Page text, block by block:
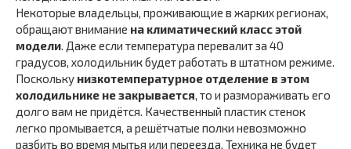
Некоторые владельцы, проживающие в жарких регионах,
обращают внимание на климатический класс этой
модели. Даже если температура перевалит за 40
градусов, холодильник будет работать в штатном режиме.
Поскольку низкотемпературное отделение в этом
холодильнике не закрывается, то и размораживать его
долго вам не придётся. Качественный пластик стенок
легко промывается, а решётчатые полки невозможно
разбить во время мытья или переезда. Техника не будет